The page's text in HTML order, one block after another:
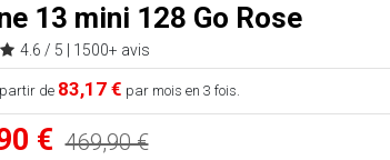
13 mini 128 Go Rose
4.6 / 5 | 1500+ avis
de 83,17 € par mois en 3 fois.
€ 469,90 €